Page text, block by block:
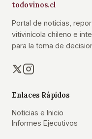
todovinos.cl
Portal de noticias,
vitivinícola chileno e
para la toma de
Enlaces Rápidos
Noticias e Inicio
Informes Ejecutivos